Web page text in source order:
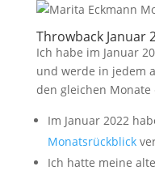
Throwback Januar
Ich habe im Januar
und werde in jedem
den gleichen Monate
Im Januar 2022
Monatsrückblick
Ich hatte meine